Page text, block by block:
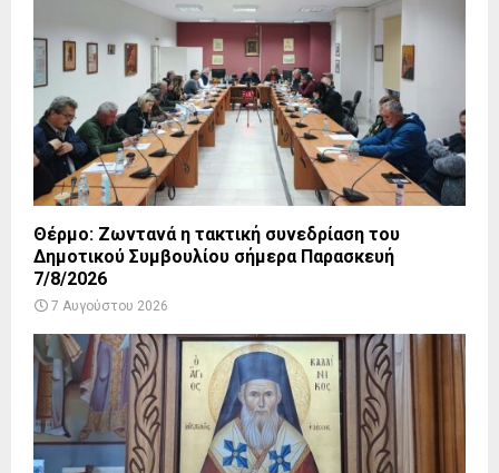
Θέρμο: Ζωντανά η τακτική συνεδρίαση του
Δημοτικού Συμβουλίου σήμερα Παρασκευή
7/8/2026
7 Αυγούστου 2026